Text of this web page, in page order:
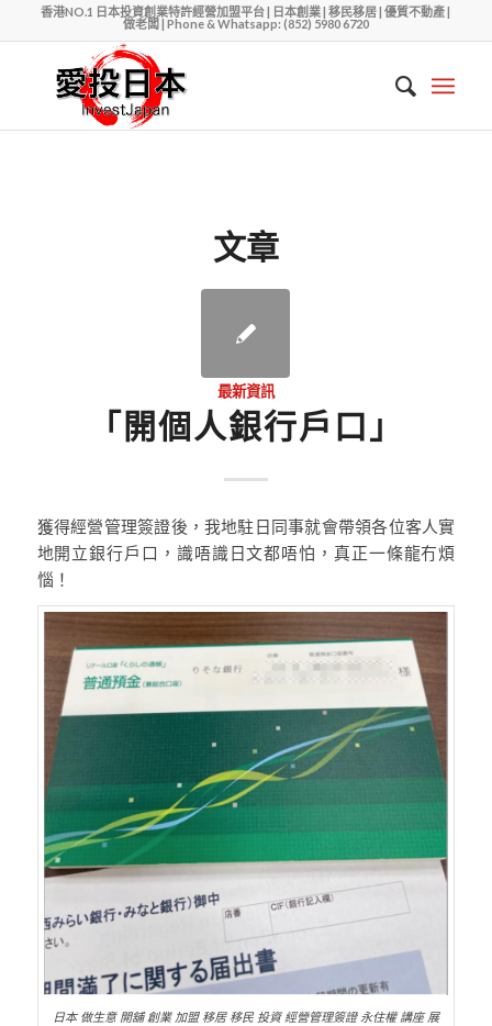
香港NO.1 日本投資創業特許經營加盟平台 | 日本創業 | 移民移居 | 優質不動產 |
做老闆 | Phone & Whatsapp: (852) 5980 6720
文章
最新資訊
「開個人銀行戶口」
獲得經營管理簽證後，我地駐日同事就會帶領各位客人實
地開立銀行戶口，識唔識日文都唔怕，真正一條龍冇煩
惱！
日本 做生意 開舖 創業 加盟 移居 移民 投資 經營管理簽證 永住權 講座 展